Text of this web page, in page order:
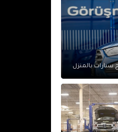
بالمنزل